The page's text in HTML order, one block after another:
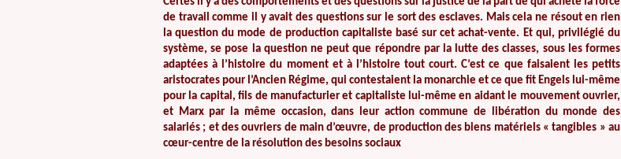
de travail comme il y avait des questions sur le sort des esclaves. Mais cela ne résout en rien
la question du mode de production capitaliste basé sur cet achat-vente. Et qui, privilégié du
système, se pose la question ne peut que répondre par la lutte des classes, sous les formes
adaptées à l’histoire du moment et à l’histoire tout court. C’est ce que faisaient les petits
aristocrates pour l’Ancien Régime, qui contestaient la monarchie et ce que fit Engels lui-même
pour la capital, fils de manufacturier et capitaliste lui-même en aidant le mouvement ouvrier,
et Marx par la même occasion, dans leur action commune de libération du monde des
salariés ; et des ouvriers de main d’œuvre, de production des biens matériels « tangibles » au
cœur-centre de la résolution des besoins sociaux